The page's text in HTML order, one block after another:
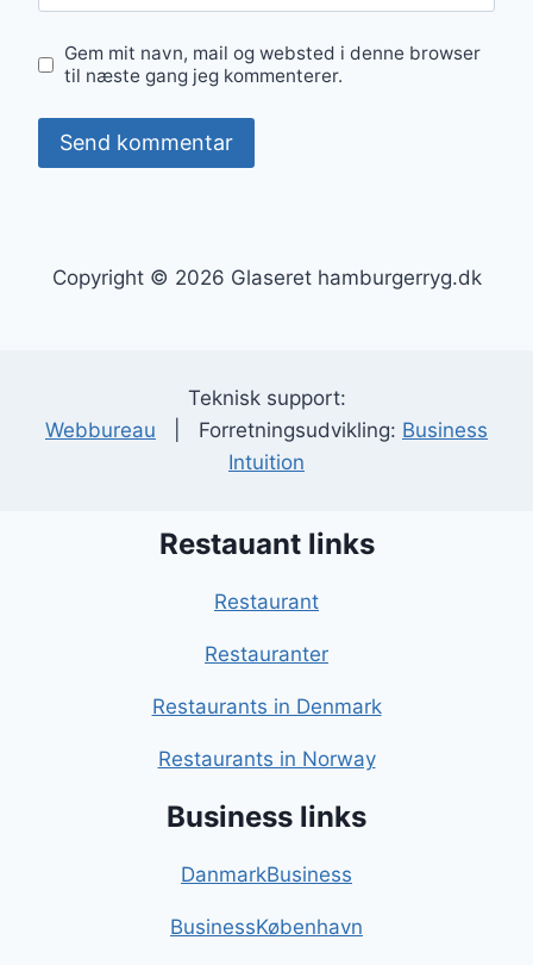
Gem mit navn, mail og websted i denne browser
til næste gang jeg kommenterer.
Copyright © 2026 Glaseret hamburgerryg.dk
Teknisk support:
Webbureau | Forretningsudvikling: Business
Intuition
Restauant links
Restaurant
Restauranter
Restaurants in Denmark
Restaurants in Norway
Business links
DanmarkBusiness
BusinessKøbenhavn